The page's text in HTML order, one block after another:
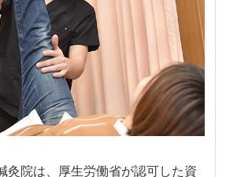
灸院は、厚生労働省が認可した資